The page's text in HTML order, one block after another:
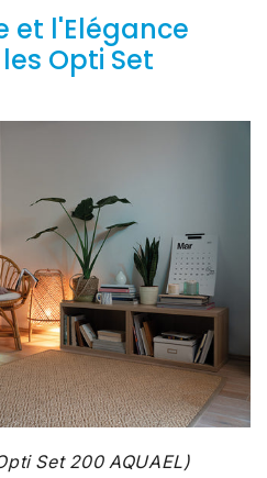
et l'Elégance
Opti Set
Set 200 AQUAEL)